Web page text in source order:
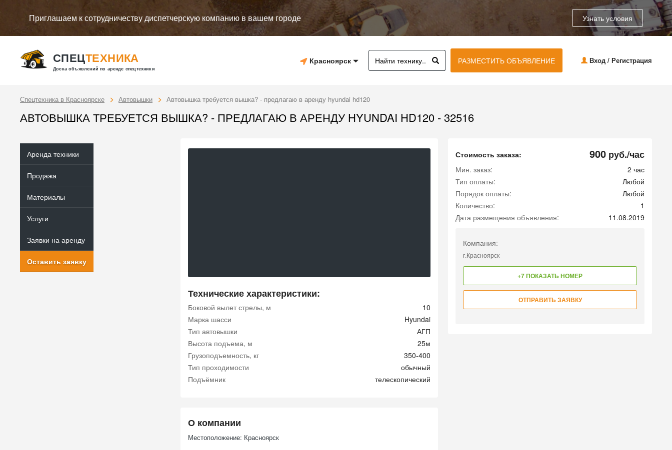
Приглашаем к сотрудничеству диспетчерскую компанию в вашем городе Узнать условия
СПЕЦТЕХНИКА
Доска объявлений по аренде спецтехники
Красноярск РАЗМЕСТИТЬ ОБЪЯВЛЕНИЕ Вход / Регистрация
Спецтехника в Красноярске Автовышки Автовышка требуется вышка? - предлагаю в аренду hyundai hd120
АВТОВЫШКА ТРЕБУЕТСЯ ВЫШКА? - ПРЕДЛАГАЮ В АРЕНДУ HYUNDAI HD120 - 32516
Аренда техники
Продажа
Материалы
Услуги
Заявки на аренду
Оставить заявку
Технические характеристики:
Боковой вылет стрелы, м
10
Марка шасси
Hyundai
Тип автовышки
АГП
Высота подъема, м
25м
Грузоподъемность, кг
350-400
Тип проходимости
обычный
Подъёмник
телескопический
О компании
Местоположение: Красноярск
Стоимость заказа: 900 руб./час
Мин. заказ:
2 час
Тип оплаты:
Любой
Порядок оплаты:
Любой
Количество:
1
Дата размещения объявления:
11.08.2019
Компания:
г.Красноярск
+7 ПОКАЗАТЬ НОМЕР
ОТПРАВИТЬ ЗАЯВКУ